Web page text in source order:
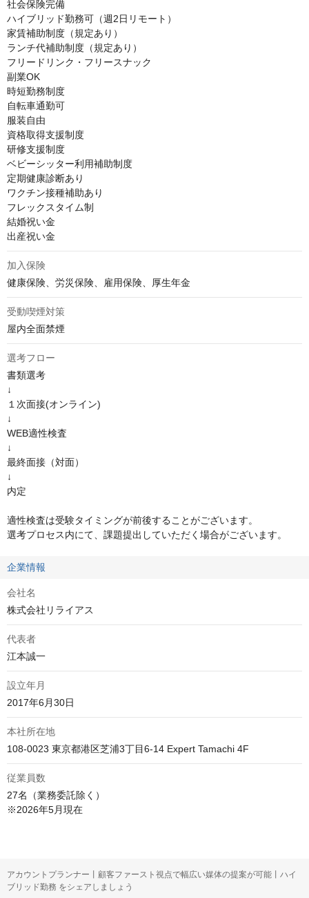
社会保険完備
ハイブリッド勤務可（週2日リモート）
家賃補助制度（規定あり）
ランチ代補助制度（規定あり）
フリードリンク・フリースナック
副業OK
時短勤務制度
自転車通勤可
服装自由
資格取得支援制度
研修支援制度
ベビーシッター利用補助制度
定期健康診断あり
ワクチン接種補助あり
フレックスタイム制
結婚祝い金
出産祝い金
加入保険
健康保険、労災保険、雇用保険、厚生年金
受動喫煙対策
屋内全面禁煙
選考フロー
書類選考
↓
１次面接(オンライン)
↓
WEB適性検査
↓
最終面接（対面）
↓
内定
適性検査は受験タイミングが前後することがございます。
選考プロセス内にて、課題提出していただく場合がございます。
企業情報
会社名
株式会社リライアス
代表者
江本誠一
設立年月
2017年6月30日
本社所在地
108-0023 東京都港区芝浦3丁目6-14 Expert Tamachi 4F
従業員数
27名（業務委託除く）
※2026年5月現在
アカウントプランナー丨顧客ファースト視点で幅広い媒体の提案が可能丨ハイ
ブリッド勤務 をシェアしましょう